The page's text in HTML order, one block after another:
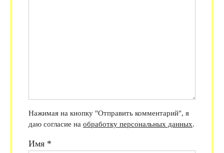
Нажимая на кнопку "Отправить комментарий", я
даю согласие на обработку персональных данных.
Имя *